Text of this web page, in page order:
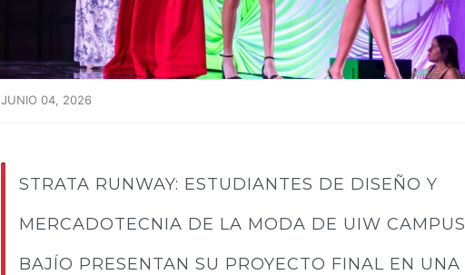
JUNIO 04, 2026
STRATA RUNWAY: ESTUDIANTES DE DISEÑO Y
MERCADOTECNIA DE LA MODA DE UIW CAMPUS
BAJÍO PRESENTAN SU PROYECTO FINAL EN UNA